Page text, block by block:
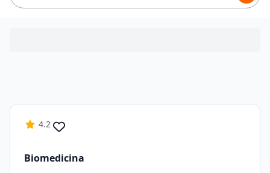
4.2
Biomedicina